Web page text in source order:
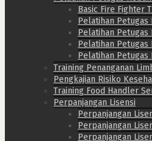
Basic Fire Fighter
Pelatihan Petugas
Pelatihan Petugas
Pelatihan Petugas
Pelatihan Petugas
Training Penanganan
Pengkajian Risiko
Training Food Handler
Perpanjangan Lisensi
Perpanjangan
Perpanjangan
Perpanjangan